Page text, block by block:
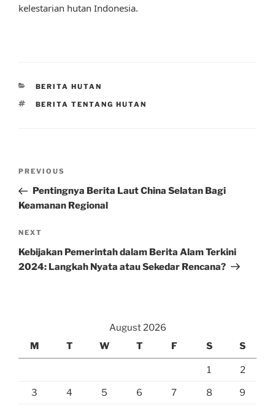
kelestarian hutan Indonesia.
CATEGORIES
BERITA HUTAN
TAGS
BERITA TENTANG HUTAN
Previous
Post
PREVIOUS
Pentingnya Berita Laut China Selatan Bagi
Keamanan Regional
Next
Post
NEXT
Kebijakan Pemerintah dalam Berita Alam Terkini
2024: Langkah Nyata atau Sekedar Rencana?
August 2026
M
T W T F S S
1 2
3 4 5 6 7 8 9